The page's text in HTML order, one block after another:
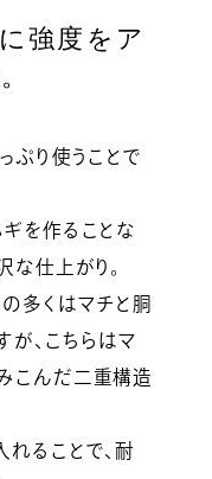
強度をア
ぷり使うことで
を作ることな
な仕上がり。
多くはマチと胴
、こちらはマ
こんだ二重構造
ることで、耐